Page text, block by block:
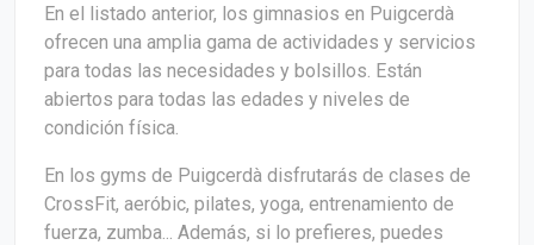
En el listado anterior, los gimnasios en Puigcerdà
ofrecen una amplia gama de actividades y servicios
para todas las necesidades y bolsillos. Están
abiertos para todas las edades y niveles de
condición física.
En los gyms de Puigcerdà disfrutarás de clases de
CrossFit, aeróbic, pilates, yoga, entrenamiento de
fuerza, zumba... Además, si lo prefieres, puedes